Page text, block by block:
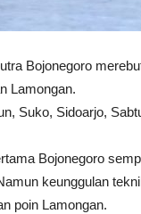
Bojonegoro
Lamongan.
Suko, Sidoarjo,
Bojonegoro
keunggulan
poin Lamongan.